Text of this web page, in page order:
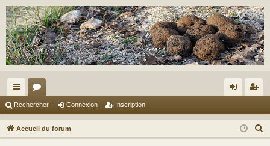
ac
co
ur
or
u
m
ne
xi
cri
pti
Rechercher Connexion Inscription
Accueil du forum
e